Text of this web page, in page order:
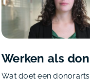
Werken als
Wat doet een